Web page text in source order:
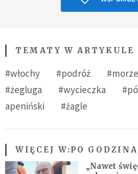
TEMATY W ARTYKULE
#włochy #podróż
#żegluga
#wycieczka
apeniński
#żagle
WIĘCEJ W:PO
„Nawet